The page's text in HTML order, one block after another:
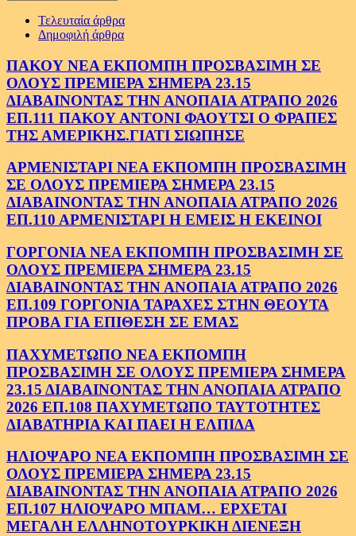
Τελευταία άρθρα
Δημοφιλή άρθρα
ΠΑΚΟΥ ΝΕΑ ΕΚΠΟΜΠΗ ΠΡΟΣΒΑΣΙΜΗ ΣΕ
ΟΛΟΥΣ ΠΡΕΜΙΕΡΑ ΣΗΜΕΡΑ 23.15
ΔΙΑΒΑΙΝΟΝΤΑΣ ΤΗΝ ΑΝΟΠΑΙΑ ΑΤΡΑΠΟ 2026
ΕΠ.111 ΠΑΚΟΥ ΑΝΤΟΝΙ ΦΑΟΥΤΣΙ Ο ΦΡΑΠΕΣ
ΤΗΣ ΑΜΕΡΙΚΗΣ.ΓΙΑΤΙ ΣΙΩΠΗΣΕ
ΑΡΜΕΝΙΣΤΑΡΙ ΝΕΑ ΕΚΠΟΜΠΗ ΠΡΟΣΒΑΣΙΜΗ
ΣΕ ΟΛΟΥΣ ΠΡΕΜΙΕΡΑ ΣΗΜΕΡΑ 23.15
ΔΙΑΒΑΙΝΟΝΤΑΣ ΤΗΝ ΑΝΟΠΑΙΑ ΑΤΡΑΠΟ 2026
ΕΠ.110 ΑΡΜΕΝΙΣΤΑΡΙ Η ΕΜΕΙΣ Η ΕΚΕΙΝΟΙ
ΓΟΡΓΟΝΙΑ ΝΕΑ ΕΚΠΟΜΠΗ ΠΡΟΣΒΑΣΙΜΗ ΣΕ
ΟΛΟΥΣ ΠΡΕΜΙΕΡΑ ΣΗΜΕΡΑ 23.15
ΔΙΑΒΑΙΝΟΝΤΑΣ ΤΗΝ ΑΝΟΠΑΙΑ ΑΤΡΑΠΟ 2026
ΕΠ.109 ΓΟΡΓΟΝΙΑ ΤΑΡΑΧΕΣ ΣΤΗΝ ΘΕΟΥΤΑ
ΠΡΟΒΑ ΓΙΑ ΕΠΙΘΕΣΗ ΣΕ ΕΜΑΣ
ΠΑΧΥΜΕΤΩΠΟ ΝΕΑ ΕΚΠΟΜΠΗ
ΠΡΟΣΒΑΣΙΜΗ ΣΕ ΟΛΟΥΣ ΠΡΕΜΙΕΡΑ ΣΗΜΕΡΑ
23.15 ΔΙΑΒΑΙΝΟΝΤΑΣ ΤΗΝ ΑΝΟΠΑΙΑ ΑΤΡΑΠΟ
2026 ΕΠ.108 ΠΑΧΥΜΕΤΩΠΟ ΤΑΥΤΟΤΗΤΕΣ
ΔΙΑΒΑΤΗΡΙΑ ΚΑΙ ΠΑΕΙ Η ΕΛΠΙΔΑ
ΗΛΙΟΨΑΡΟ ΝΕΑ ΕΚΠΟΜΠΗ ΠΡΟΣΒΑΣΙΜΗ ΣΕ
ΟΛΟΥΣ ΠΡΕΜΙΕΡΑ ΣΗΜΕΡΑ 23.15
ΔΙΑΒΑΙΝΟΝΤΑΣ ΤΗΝ ΑΝΟΠΑΙΑ ΑΤΡΑΠΟ 2026
ΕΠ.107 ΗΛΙΟΨΑΡΟ ΜΠΑΜ… ΕΡΧΕΤΑΙ
ΜΕΓΑΛΗ ΕΛΛΗΝΟΤΟΥΡΚΙΚΗ ΔΙΕΝΕΞΗ